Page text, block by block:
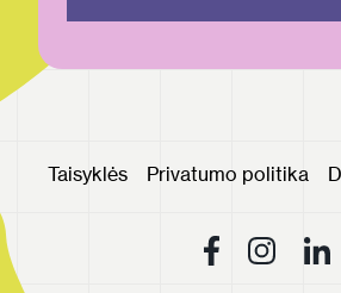
Taisyklės Privatumo politika